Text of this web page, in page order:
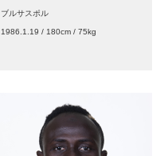
ブルサスポル
1986.1.19 / 180cm / 75kg